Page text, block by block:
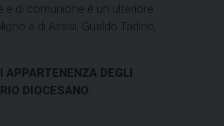
di comunione è un ulteriore
e di Assisi, Gualdo Tadino,
APPARTENENZA DEGLI
DIOCESANO.